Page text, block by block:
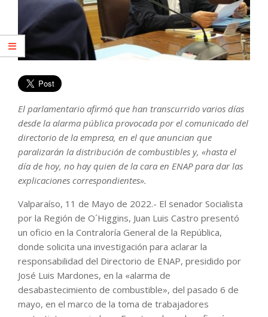
El parlamentario afirmó que han transcurrido varios días
desde la alarma pública provocada por el comunicado del
directorio de la empresa, en el que anuncian que
paralizarán la distribución de combustibles y, «hasta el
día de hoy, no hay quien de la cara en ENAP para dar las
explicaciones correspondientes».
Valparaíso, 11 de Mayo de 2022.- El senador Socialista
por la Región de O´Higgins, Juan Luis Castro presentó
un oficio en la Contraloría General de la República,
donde solicita una investigación para aclarar la
responsabilidad del Directorio de ENAP, presidido por
José Luis Mardones, en la «alarma de
desabastecimiento de combustible», del pasado 6 de
mayo, en el marco de la toma de trabajadores